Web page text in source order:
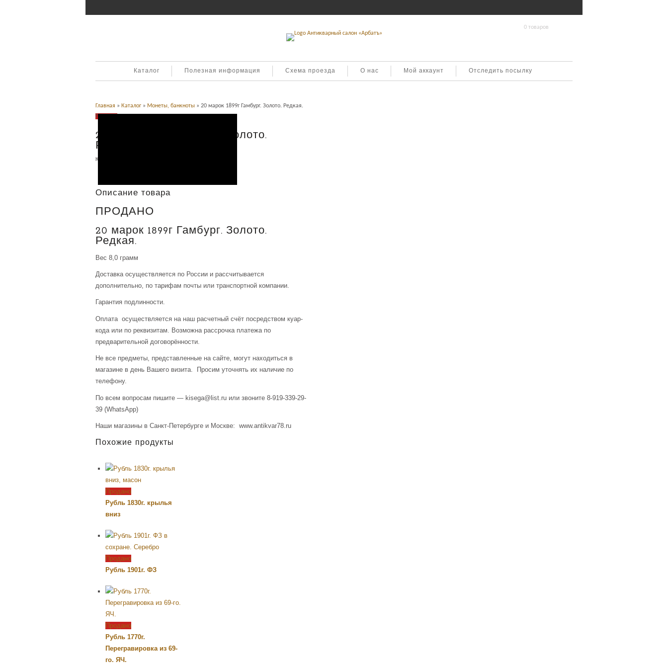
0 товаров
Каталог Полезная информация Схема проезда О нас Мой аккаунт Отследить посылку
Главная » Каталог » Монеты, банкноты » 20 марок 1899г Гамбург. Золото. Редкая.
Продано
20 марок 1899г Гамбург. Золото.
Редкая.
Категория:
Описание товара
ПРОДАНО
20 марок 1899г Гамбург. Золото.
Редкая.
Вес 8,0 грамм
Доставка осуществляется по России и рассчитывается
дополнительно, по тарифам почты или транспортной компании.
Гарантия подлинности.
Оплата осуществляется на наш расчетный счёт посредством куар-
кода или по реквизитам. Возможна рассрочка платежа по
предварительной договорённости.
Не все предметы, представленные на сайте, могут находиться в
магазине в день Вашего визита. Просим уточнять их наличие по
телефону.
По всем вопросам пишите — kisega@list.ru или звоните 8-919-339-29-
39 (WhatsApp)
Наши магазины в Санкт-Петербурге и Москве: www.antikvar78.ru
Похожие продукты
Продано
Рубль 1830г. крылья
вниз
Продано
Рубль 1901г. ФЗ
Продано
Рубль 1770г.
Перегравировка из 69-
го. ЯЧ.